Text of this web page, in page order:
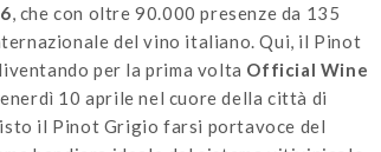
, che con oltre 90.000 presenze da 135
del vino italiano. Qui, il Pinot
per la prima volta Official Wine
10 aprile nel cuore della città di
il Pinot Grigio farsi portavoce del